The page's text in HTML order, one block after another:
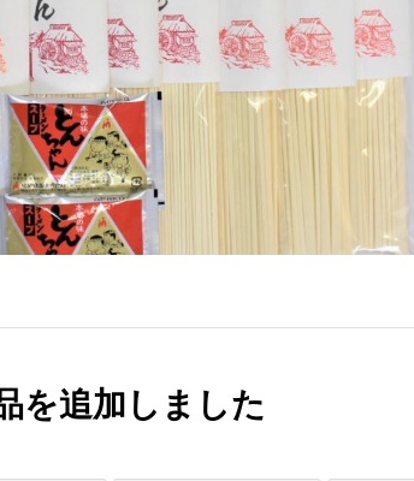
を追加しました
鴨方町の特産品